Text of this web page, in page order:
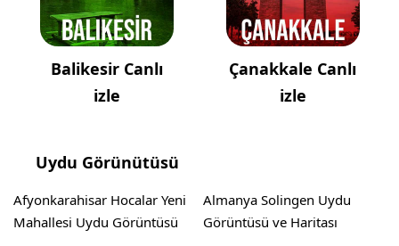
Balikesir Canlı
izle
Çanakkale Canlı
izle
Uydu Görünütüsü
Afyonkarahisar Hocalar Yeni
Mahallesi Uydu Görüntüsü
Almanya Solingen Uydu
Görüntüsü ve Haritası